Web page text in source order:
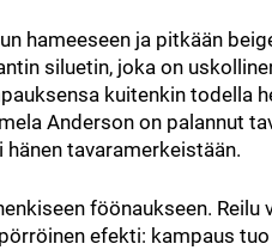
hameeseen ja pitkään
siluetin, joka on
kuitenkin todella
Anderson on palannut
tavaramerkeistään.
föönaukseen.
efekti: kampaus